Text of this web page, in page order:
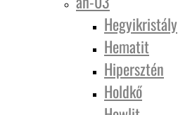
Hegyikristály
Hematit
Hipersztén
Holdkő